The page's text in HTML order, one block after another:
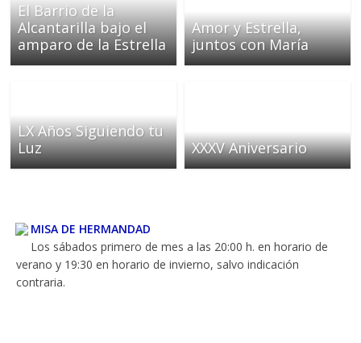
El Barrio de la
Alcantarilla bajo el
amparo de la Estrella
Amor y Estrella,
juntos con María
LX Años Siguiendo tu
Luz
XXXV Aniversario
MISA DE HERMANDAD
Los sábados primero de mes a las 20:00 h. en horario de
verano y 19:30 en horario de invierno, salvo indicación
contraria.